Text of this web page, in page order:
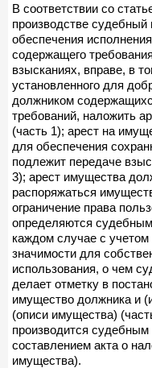
В соответствии со
производстве судебный
обеспечения
содержащего
взысканиях, вправе, в
установленного для
должником
требований, наложить
(часть 1); арест на
для обеспечения
подлежит передаче
3); арест имущества
распоряжаться
ограничение права
определяются
каждом случае с
значимости для
использования, о чем
делает отметку в
имущество должника и
(описи имущества)
производится
составлением акта о
имущества).